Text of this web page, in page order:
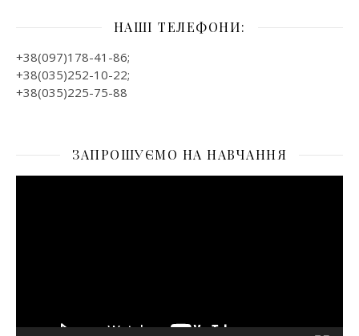
НАШІ ТЕЛЕФОНИ:
+38(097)178-41-86;
+38(035)252-10-22;
+38(035)225-75-88
ЗАПРОШУЄМО НА НАВЧАННЯ
Відеопрогравач